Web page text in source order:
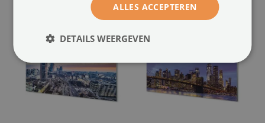
ALLES ACCEPTEREN
DETAILS WEERGEVEN